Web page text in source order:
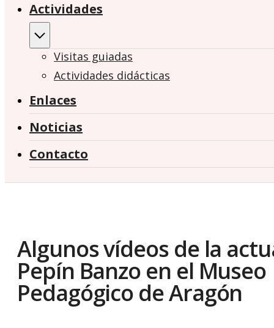
Actividades
Visitas guiadas
Actividades didácticas
Enlaces
Noticias
Contacto
Algunos vídeos de la
Pepín Banzo en el Museo
Pedagógico de Aragón